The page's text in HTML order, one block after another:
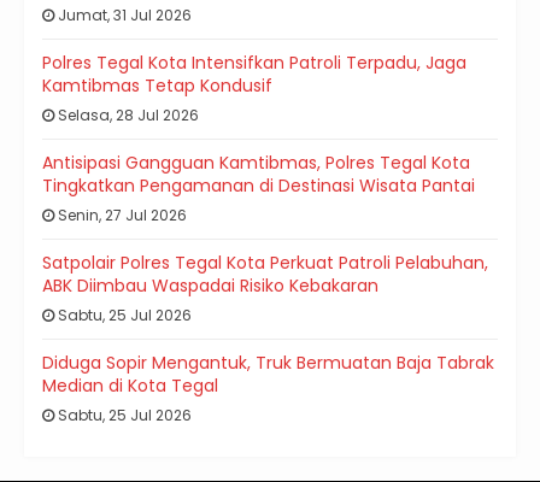
Jumat, 31 Jul 2026
Polres Tegal Kota Intensifkan Patroli Terpadu, Jaga
Kamtibmas Tetap Kondusif
Selasa, 28 Jul 2026
Antisipasi Gangguan Kamtibmas, Polres Tegal Kota
Tingkatkan Pengamanan di Destinasi Wisata Pantai
Senin, 27 Jul 2026
Satpolair Polres Tegal Kota Perkuat Patroli Pelabuhan,
ABK Diimbau Waspadai Risiko Kebakaran
Sabtu, 25 Jul 2026
Diduga Sopir Mengantuk, Truk Bermuatan Baja Tabrak
Median di Kota Tegal
Sabtu, 25 Jul 2026